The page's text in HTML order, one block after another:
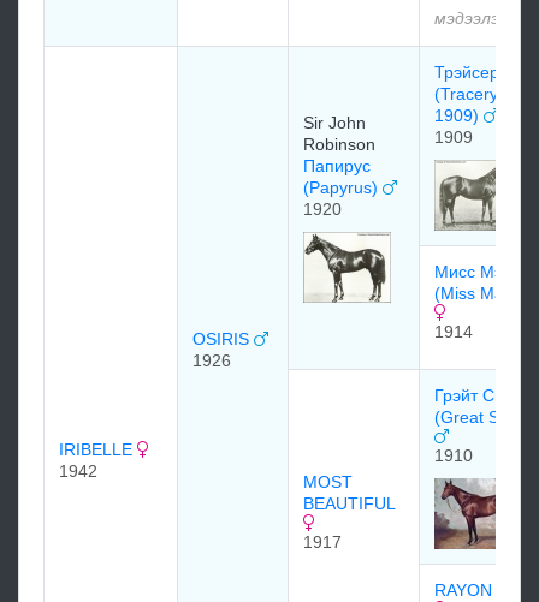
мэдээлэлгүй
IRIBELLE
1942
OSIRIS
1926
Sir John
Robinson
Папирус
(Papyrus)
1920
Трэйсери
(Tracery
1909)
1909
Мисс Мэтти
(Miss Matty)
1914
MOST
BEAUTIFUL
1917
Грэйт Спорт
(Great Sport)
1910
RAYON 1903